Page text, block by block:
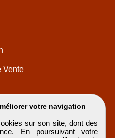
votre navigation
sur son site, dont des
En poursuivant votre
Vente